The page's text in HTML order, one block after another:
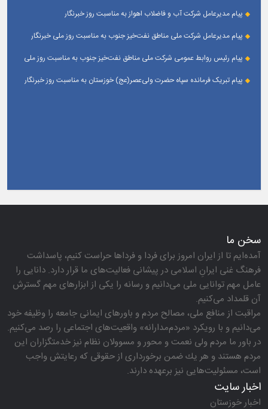
پیام مدیرعامل شرکت آب و فاضلاب اهواز به مناسبت روز خبرنگار
پیام مدیرعامل شركت ملی مناطق نفت‌خیز جنوب به مناسبت روز ملی خبرنگار
پیام رئیس روابط عمومی شركت ملی مناطق نفت‌خیز جنوب به مناسبت روز ملی
پیام تبریک فرمانده سپاه حضرت ولی‌عصر(عج) خوزستان به مناسبت روز خبرنگار
سخن ما
آمده‌ایم تا از ایران امروز برای فردا و فرداها حراست كنیم، پاسداشت
فرهنگ غنی ایرانِ اسلامی در پیشانی فعالیت‌های ما قرار دارد. دانایی را
عامل مهم توانایی ملی می‌دانیم و رسانه را یكی از ابزارهای مهم گسترش
آن قلمداد می‌كنیم.
مراقبت از منافع ملی، مصالح مردم و باورهای ایمانی جامعه را وظیفه خود
می‌دانیم و با رویكرد «مردم‌مدارانه‌» واقعیت‌های اجتماعی را رصد می‌كنیم.
در باور ما مردم ولی نعمت و محور و مسوولان نظام نیز خدمتگزاران این
مردم هستند و هر یك ضمن برخورداری از حقوقی كه رعایتش واجب
است، مسئولیت‌هایی نیز برعهده دارند.
اخبار سایت
اخبار خوزستان